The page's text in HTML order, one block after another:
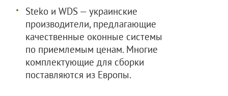
Steko и WDS — украинские
производители, предлагающие
качественные оконные системы
по приемлемым ценам. Многие
комплектующие для сборки
поставляются из Европы.